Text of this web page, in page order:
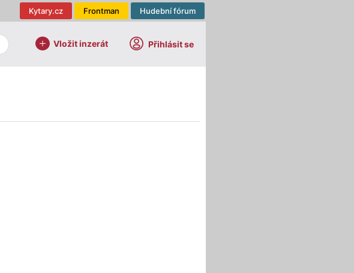
Hudební fórum
Frontman
Kytary.cz
Vložit inzerát Přihlásit se